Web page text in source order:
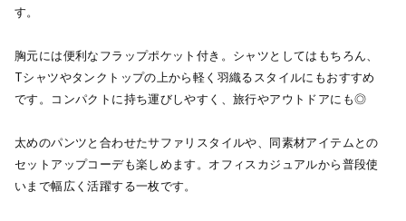
す。
胸元には便利なフラップポケット付き。シャツとしてはもちろん、
Tシャツやタンクトップの上から軽く羽織るスタイルにもおすすめ
です。コンパクトに持ち運びしやすく、旅行やアウトドアにも◎
太めのパンツと合わせたサファリスタイルや、同素材アイテムとの
セットアップコーデも楽しめます。オフィスカジュアルから普段使
いまで幅広く活躍する一枚です。